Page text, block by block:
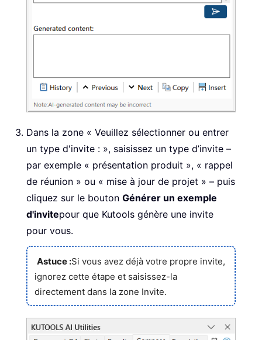
Dans la zone « Veuillez sélectionner ou entrer
un type d'invite : », saisissez un type d’invite –
par exemple « présentation produit », « rappel
de réunion » ou « mise à jour de projet » – puis
cliquez sur le bouton Générer un exemple
d'invitepour que Kutools génère une invite
pour vous.
Astuce :Si vous avez déjà votre propre invite,
ignorez cette étape et saisissez-la
directement dans la zone Invite.